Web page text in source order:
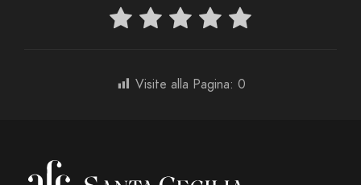
Visite alla Pagina: 0